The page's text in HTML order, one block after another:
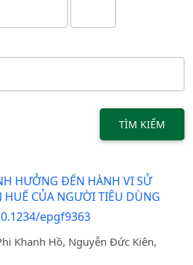
TÌM KIẾM
HƯỞNG ĐẾN HÀNH VI SỬ
HUẾ CỦA NGƯỜI TIÊU DÙNG
epgf9363
Khanh Hồ, Nguyễn Đức Kiên,